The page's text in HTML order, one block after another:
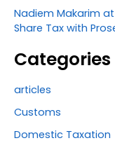
Nadiem Makarim
Share Tax with
Categories
articles
Customs
Domestic Taxation